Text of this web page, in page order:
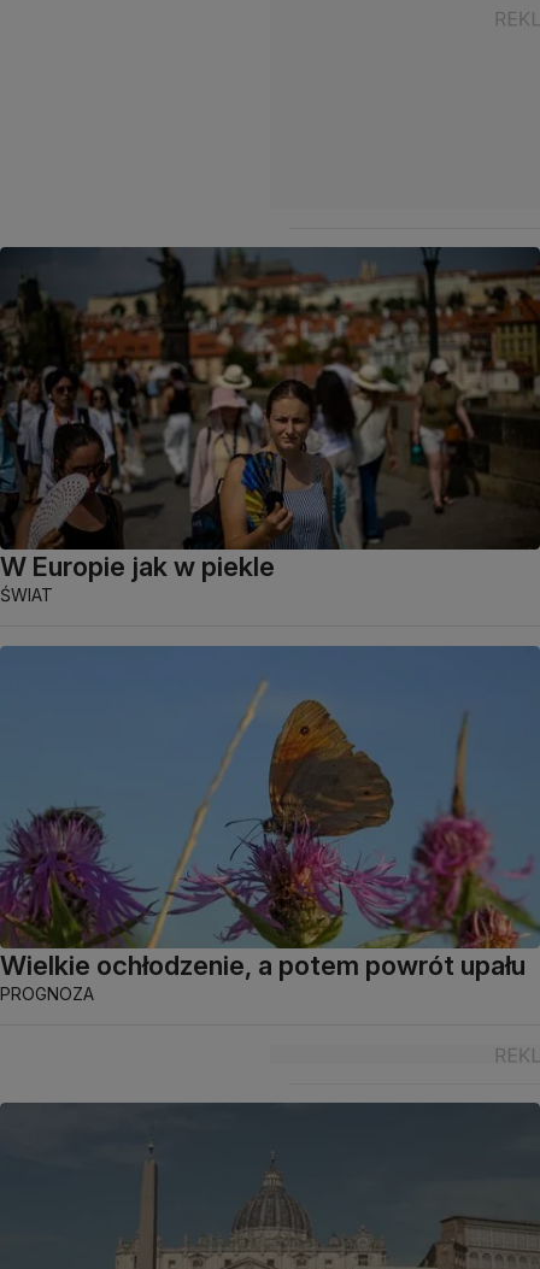
W Europie jak w piekle
ŚWIAT
Wielkie ochłodzenie, a potem powrót upału
PROGNOZA